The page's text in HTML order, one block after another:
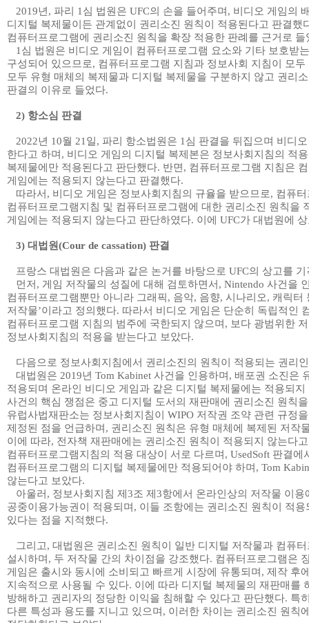
2019년 , 파리 1 심 법원은UFC의 손을 들어주며 , 비디오 게임의
디지털 복제물이든 관계없이 권리소진 원칙이 적용된다고 판결했
컴퓨터프로그램에 권리소진 원칙을 확장 적용한 판례를 근거로 들
1 심 법원은 비디오 게임이 컴퓨터프로그램 요소와 기타 보호받
구성되어 있으므로, 컴퓨터프로그램 지침과 정보사회 지침이 모
모두 유형 매체의 복제물과 디지털 복제물을 구분하지 않고 권리
판결의 이유로 들었다.
2) 항소심 판결
2022년 10월 21 일, 파리 항소법원은 1 심 판결을 뒤집으며 비디
한다고 하며 , 비디오 게임의 디지털 복제본은 정보사회지침의 적
복제물에만 적용된다고 판단했다. 반면 , 컴퓨터프로그램 지침은
게임에는 적용되지 않는다고 판결했다.
따라서 , 비디오 게임은 정보사회지침의 규율을 받으므로, 컴퓨
컴퓨터프로그램지침 및 컴퓨터프로그램에 대한 권리소진 원칙을
게임에는 적용되지 않는다고 판단하였다. 이에 UFC가 대법원에
3)대법원(Cour de cassation) 판결
프랑스 대법원은 다음과 같은 논거를 바탕으로UFC의 상고를
먼저 , 게임 저작물의 성질에 대해 검토하면서 , Nintendo사건 을
컴퓨터프로그램뿐만 아니라 그래픽, 음악, 음향, 시나리오, 캐릭터
저작물’이라고 정의했다. 따라서 비디오 게임은 단순히 독립적인
컴퓨터프로그램 지침의 범주에 국한되지 않으며 , 보다 광범위한
정보사회지침의 적용을 받는다고 보았다.
다음으로 정보사회지침에서 권리소진의 원칙이 적용되는 권리
대법원은 2019년Tom Kabinet사건을 인용하며 , 배포권 소진은
적용되며 온라인 비디오 게임과 같은 디지털 복제물에는 적용되
사건의 핵심 쟁점은 중고 디지털 도서의 재판매에 권리소진 원칙
유럽사법재판소는 정보사회지침이 WIPO 저작권 조약 관련 규정
제정된 점을 언급하며 , 권리소진 원칙은 유형 매체에 복제된 저작
이에 따라, 전자책 재판매에는 권리소진 원칙이 적용되지 않는다
컴퓨터프로그램지침의 적용 대상이 서로 다르며 , UsedSoft 판결에
컴퓨터프로그램의 디지털 복제물에만 적용되어야 하며 , Tom
않는다고 보았다.
아울러 , 정보사회지침 제3조 제3항에서 온라인상의 저작물 이
공중이용가능권이 적용되며 , 이들 조항에는 권리소진 원칙이 적
있다는 점을 지적했다.
그리고,대법원은 권리소진 원칙이 일반 디지털 저작물과 컴퓨
설시하며 , 두 저작물 간의 차이점을 강조했다. 컴퓨터프로그램은
게임은 출시와 동시에 소비되고 빠르게 시장에 유통되며 , 제작 후
지속적으로 사용될 수 있다. 이에 따라 디지털 복제물의 재판매를
방해하고 권리자의 정당한 이익을 침해할 수 있다고 판단했다. 특
다른 특성과 용도를 지니고 있으며 , 이러한 차이는 권리소진 원칙